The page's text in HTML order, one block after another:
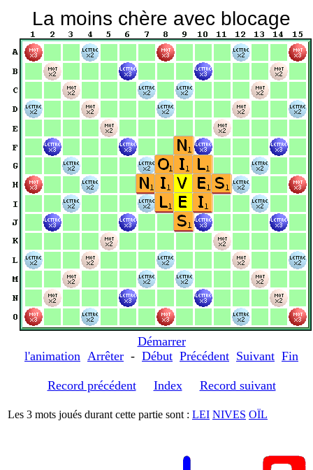
La moins chère avec blocage
Démarrer
l'animation Arrêter - Début Précédent Suivant Fin
Record précédent Index Record suivant
Les 3 mots joués durant cette partie sont : LEI NIVES OÏL